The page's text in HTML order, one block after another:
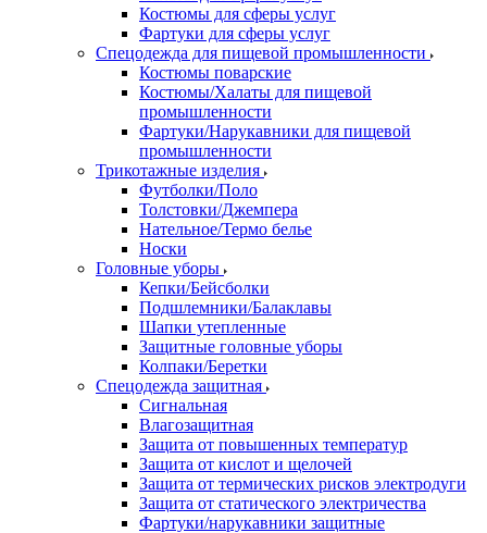
Костюмы для сферы услуг
Фартуки для сферы услуг
Спецодежда для пищевой промышленности
Костюмы поварские
Костюмы/Халаты для пищевой
промышленности
Фартуки/Нарукавники для пищевой
промышленности
Трикотажные изделия
Футболки/Поло
Толстовки/Джемпера
Нательное/Термо белье
Носки
Головные уборы
Кепки/Бейсболки
Подшлемники/Балаклавы
Шапки утепленные
Защитные головные уборы
Колпаки/Беретки
Спецодежда защитная
Сигнальная
Влагозащитная
Защита от повышенных температур
Защита от кислот и щелочей
Защита от термических рисков электродуги
Защита от статического электричества
Фартуки/нарукавники защитные